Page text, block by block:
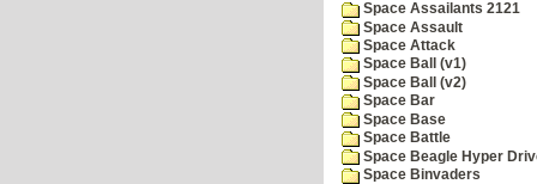
Space Assailants 2121
Space Assault
Space Attack
Space Ball (v1)
Space Ball (v2)
Space Bar
Space Base
Space Battle
Space Beagle Hyper
Space Binvaders